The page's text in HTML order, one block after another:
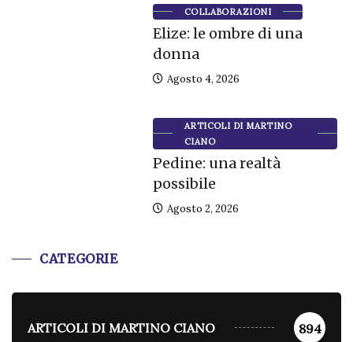
COLLABORAZIONI
Elize: le ombre di una
donna
Agosto 4, 2026
ARTICOLI DI MARTINO
CIANO
Pedine: una realtà
possibile
Agosto 2, 2026
CATEGORIE
ARTICOLI DI MARTINO CIANO 894